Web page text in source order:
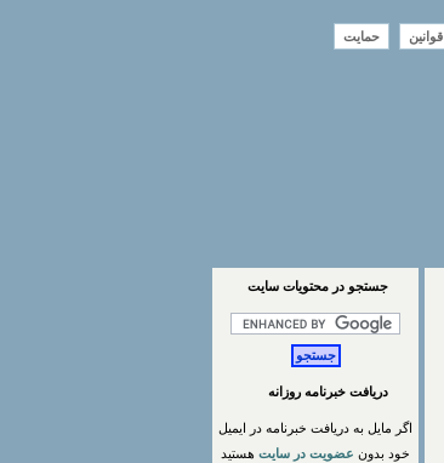
قوانین حمایت
جستجو در محتويات سايت
دریافت خبرنامه روزانه
اگر مایل به دریافت خبرنامه در ایمیل
خود بدون عضویت در سایت هستید